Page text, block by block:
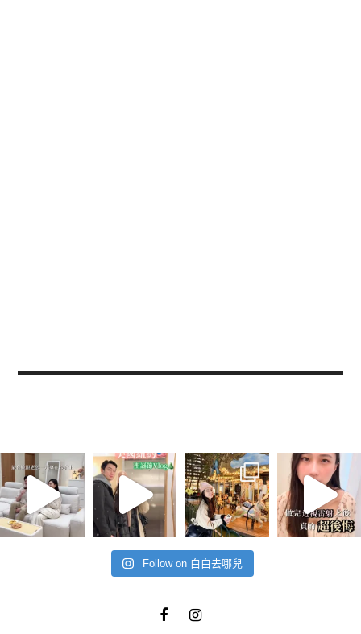
Follow on 白白去哪兒